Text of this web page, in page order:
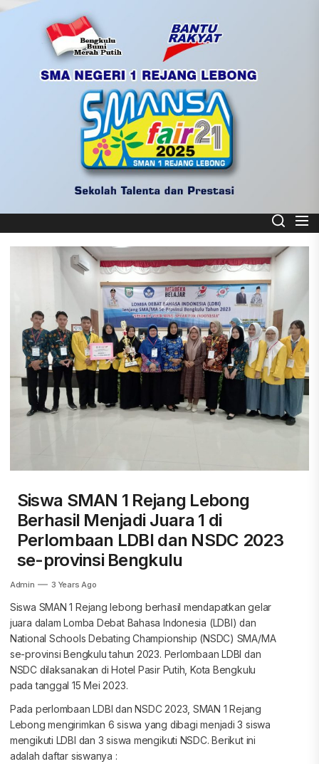
Skip
SMA NEGERI 1 REJANG LEBONG
Siswa SMAN 1 Rejang Lebong
Berhasil Menjadi Juara 1 di
Perlombaan LDBI dan NSDC 2023
se-provinsi Bengkulu
Admin 3 Years Ago
Siswa SMAN 1 Rejang lebong berhasil mendapatkan gelar
juara dalam Lomba Debat Bahasa Indonesia (LDBI) dan
National Schools Debating Championship (NSDC) SMA/MA
se-provinsi Bengkulu tahun 2023. Perlombaan LDBI dan
NSDC dilaksanakan di Hotel Pasir Putih, Kota Bengkulu
pada tanggal 15 Mei 2023.
Pada perlombaan LDBI dan NSDC 2023, SMAN 1 Rejang
Lebong mengirimkan 6 siswa yang dibagi menjadi 3 siswa
mengikuti LDBI dan 3 siswa mengikuti NSDC. Berikut ini
adalah daftar siswanya :